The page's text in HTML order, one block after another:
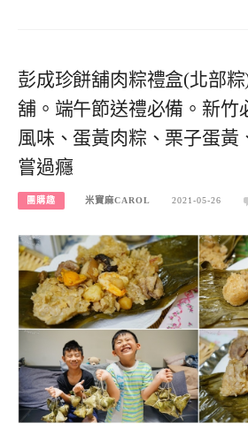
彭成珍餅舖肉粽禮盒(北部
舖。端午節送禮必備。新竹
風味、蛋黃肉粽、栗子蛋黃
嘗過癮
團購趣 米寶麻CAROL 2021-05-26